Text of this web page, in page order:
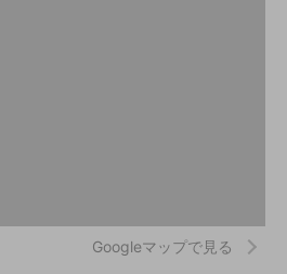
Googleマップで見る